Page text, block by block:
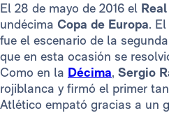
El 28 de mayo de 2016 el
undécima Copa de Europa.
fue el escenario de la
que en esta ocasión se
Como en la Décima, Sergio
rojiblanca y firmó el primer
Atlético empató gracias a un